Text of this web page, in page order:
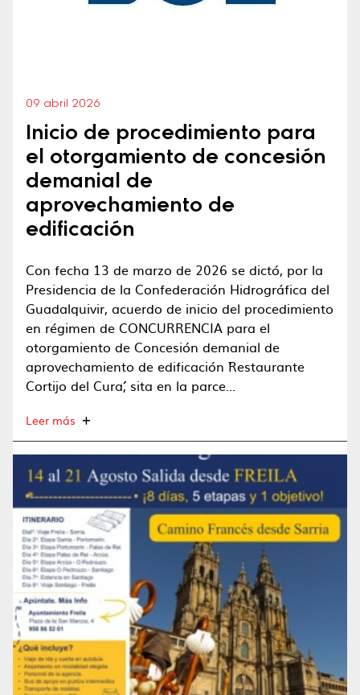
09 abril 2026
Inicio de procedimiento para
el otorgamiento de concesión
demanial de
aprovechamiento de
edificación
Con fecha 13 de marzo de 2026 se dictó, por la
Presidencia de la Confederación Hidrográfica del
Guadalquivir, acuerdo de inicio del procedimiento
en régimen de CONCURRENCIA para el
otorgamiento de Concesión demanial de
aprovechamiento de edificación ``Restaurante
Cortijo del Cura´´, sita en la parce...
Leer más